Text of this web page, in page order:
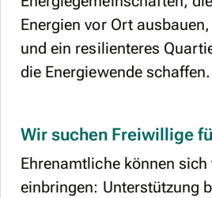
Energien vor Ort
und ein resilienteres
die Energiewende schaffen.
Wir suchen Freiwillige
Ehrenamtliche können
einbringen: Unterstützung